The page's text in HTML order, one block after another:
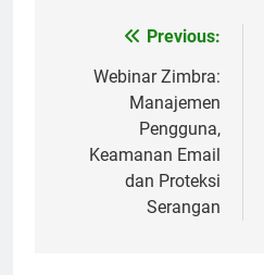
navigation
Previous:
Webinar Zimbra:
Manajemen
Pengguna,
Keamanan Email
dan Proteksi
Serangan